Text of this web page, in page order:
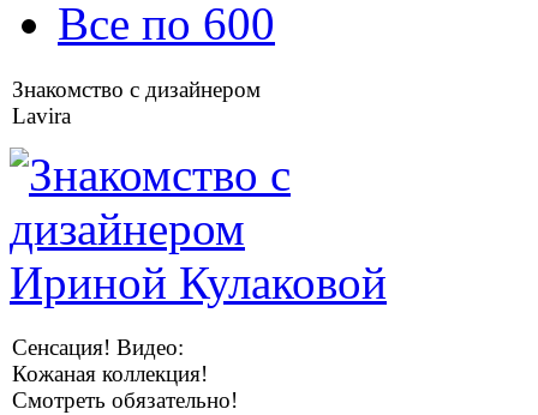
Все по 600
Знакомство с дизайнером
Lavira
Сенсация! Видео:
Кожаная коллекция!
Смотреть обязательно!